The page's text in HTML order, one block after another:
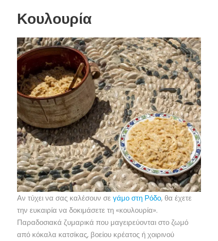
Κουλουρία
Αν τύχει να σας καλέσουν σε γάμο στη Ρόδο, θα έχετε
την ευκαιρία να δοκιμάσετε τη «κουλουρία».
Παραδοσιακά ζυμαρικά που μαγειρεύονται στο ζωμό
από κόκαλα κατσίκας, βοείου κρέατος ή χοιρινού